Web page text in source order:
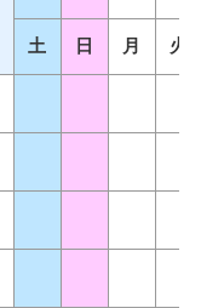
土 日 月 火